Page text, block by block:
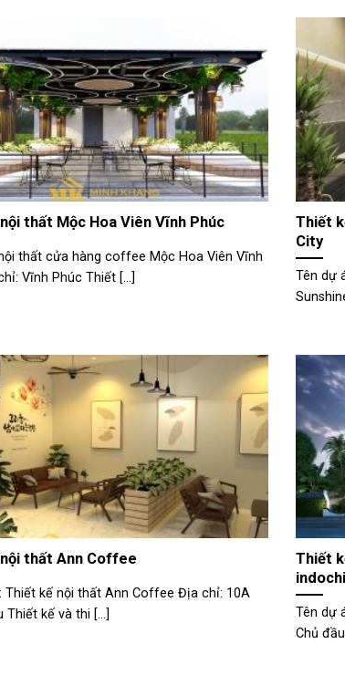
thất Mộc Hoa Viên Vĩnh Phúc
thất cửa hàng coffee Mộc Hoa Viên Vĩnh
Vĩnh Phúc Thiết [...]
Thiết
City
Tên dự
thất Ann Coffee
Thiết kế nội thất Ann Coffee Địa chỉ: 10A
Thiết kế và thi [...]
Thiết
Tên dự
Chủ